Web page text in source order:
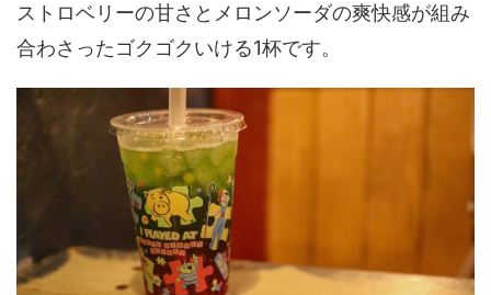
ストロベリーの甘さとメロンソーダの爽快感が組み
合わさったゴクゴクいける1杯です。